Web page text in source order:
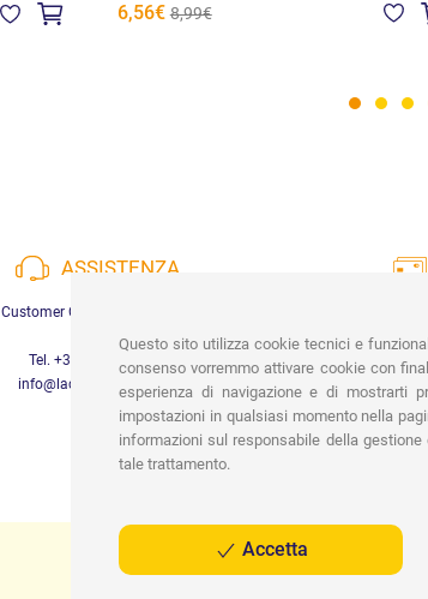
6,56€ 8,99€
ASSISTENZA
Customer Care a disposizione
Tel. +39 3452280233
info@lachiocciolababy.it
Carte di
Questo sito utilizza cookie tecnici e
consenso vorremmo attivare cookie con
esperienza di navigazione e di mostrarti
impostazioni in qualsiasi momento nella
informazioni sul responsabile della
tale trattamento.
Accetta